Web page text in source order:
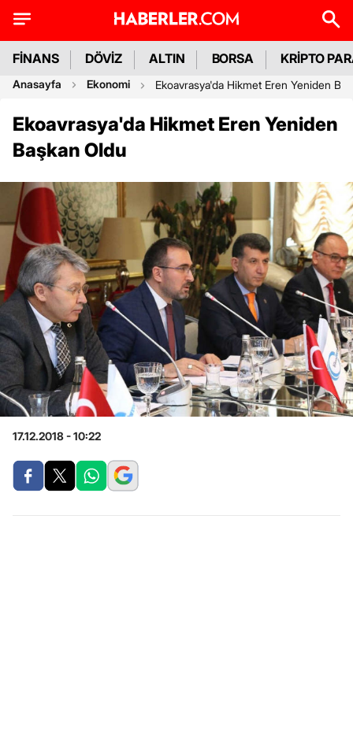
FİNANS DÖVİZ ALTIN BORSA KRİPTO
Anasayfa Ekonomi Ekoavrasya'da Hikmet Eren Yeniden
Ekoavrasya'da Hikmet Eren Yeniden
Başkan Oldu
17.12.2018 - 10:22